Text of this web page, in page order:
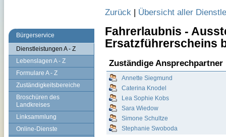
Bürgerservice
Dienstleistungen A - Z
Lebenslagen A - Z
Formulare A - Z
Zuständigkeitsbereiche
Broschüren des
Landkreises
Linksammlung
Online-Dienste
Zurück | Übersicht aller
Fahrerlaubnis -
Ersatzführerscheins
Zuständige Ansprechpartner
Annette Siegmund
Caterina Knodel
Lea Sophie Kobs
Sara Wiedow
Simone Schultze
Stephanie Swoboda